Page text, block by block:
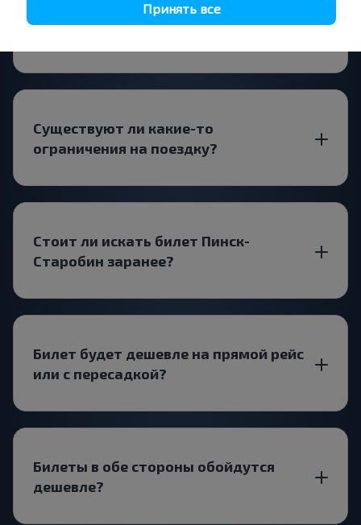
Как забронировать билет на рейс
Существуют ли какие-то
ограничения на поездку?
Стоит ли искать билет Пинск-
Старобин заранее?
Билет будет дешевле на прямой рейс
или с пересадкой?
Билеты в обе стороны обойдутся
дешевле?
Принять все